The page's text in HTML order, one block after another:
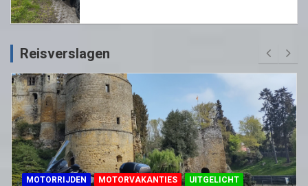
Reisverslagen
MOTORRIJDEN MOTORVAKANTIES UITGELICHT